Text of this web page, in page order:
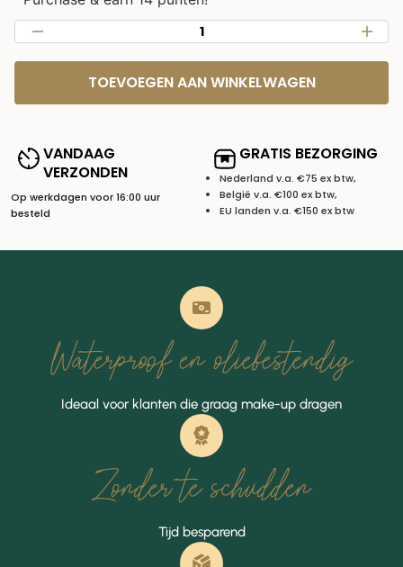
TOEVOEGEN AAN WINKELWAGEN
VANDAAG
VERZONDEN
Op werkdagen voor 16:00 uur
besteld
GRATIS BEZORGING
Nederland v.a. €75 ex btw,
België v.a. €100 ex btw,
EU landen v.a. €150 ex btw
Waterproof en oliebestendig
Ideaal voor klanten die graag make-up dragen
Zonder te schudden
Tijd besparend